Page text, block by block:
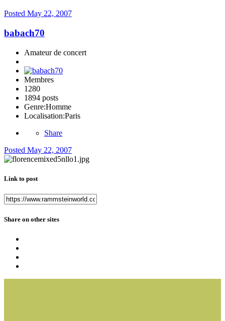
Posted May 22, 2007
babach70
Amateur de concert
Membres
1280
1894 posts
Genre:Homme
Localisation:Paris
Share
Posted May 22, 2007
Link to post
Share on other sites